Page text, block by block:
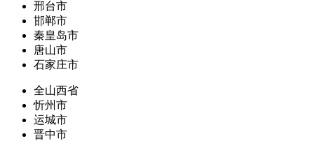
邢台市
邯郸市
秦皇岛市
唐山市
石家庄市
全山西省
忻州市
运城市
晋中市